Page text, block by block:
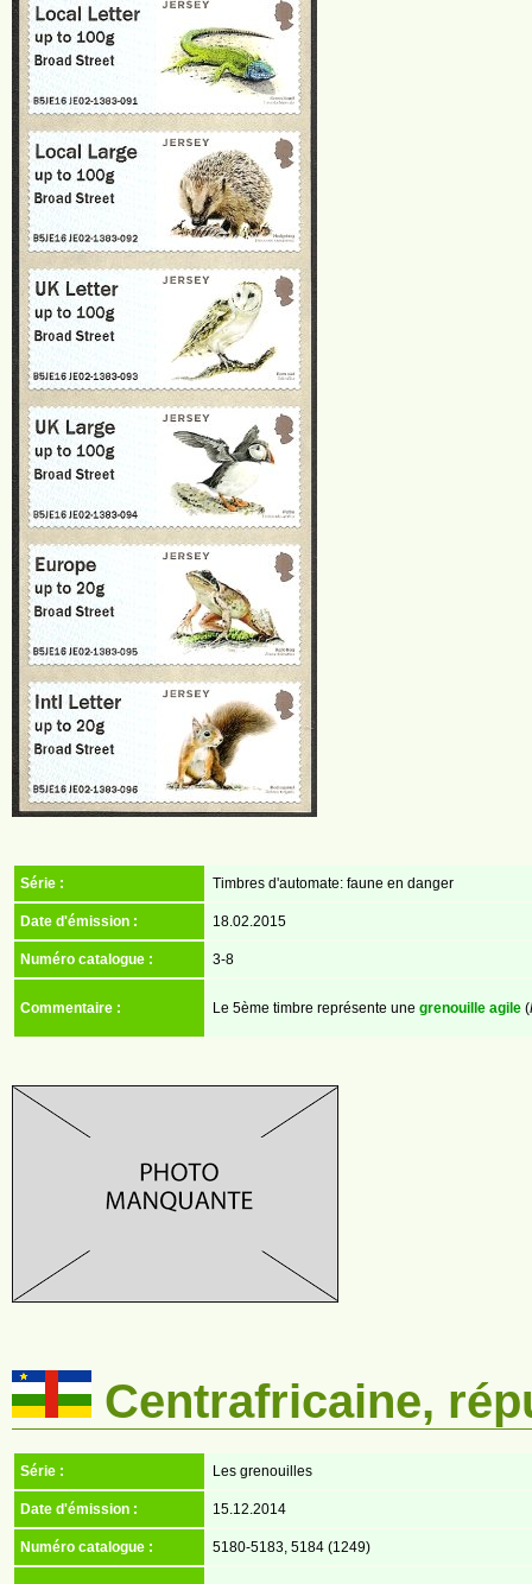
Série : Timbres d'automate: faune en danger
Date d'émission : 18.02.2015
Numéro catalogue : 3-8
Commentaire : Le 5ème timbre représente une grenouille agile (
Centrafricaine,
Série : Les grenouilles
Date d'émission : 15.12.2014
Numéro catalogue : 5180-5183, 5184 (1249)